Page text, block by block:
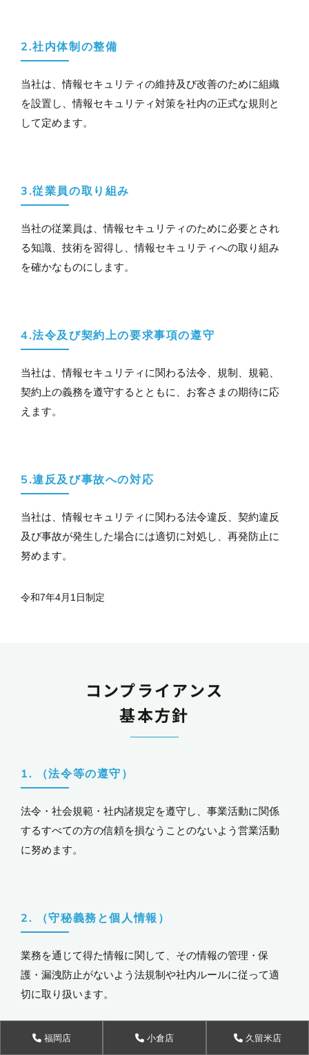
2.社内体制の整備
当社は、情報セキュリティの維持及び改善のために組織
を設置し、情報セキュリティ対策を社内の正式な規則と
して定めます。
3.従業員の取り組み
当社の従業員は、情報セキュリティのために必要とされ
る知識、技術を習得し、情報セキュリティへの取り組み
を確かなものにします。
4.法令及び契約上の要求事項の遵守
当社は、情報セキュリティに関わる法令、規制、規範、
契約上の義務を遵守するとともに、お客さまの期待に応
えます。
5.違反及び事故への対応
当社は、情報セキュリティに関わる法令違反、契約違反
及び事故が発生した場合には適切に対処し、再発防止に
努めます。
令和7年4月1日制定
コンプライアンス
基本方針
1. （法令等の遵守）
法令・社会規範・社内諸規定を遵守し、事業活動に関係
するすべての方の信頼を損なうことのないよう営業活動
に努めます。
2. （守秘義務と個人情報）
業務を通じて得た情報に関して、その情報の管理・保
護・漏洩防止がないよう法規制や社内ルールに従って適
切に取り扱います。
福岡店 小倉店 久留米店